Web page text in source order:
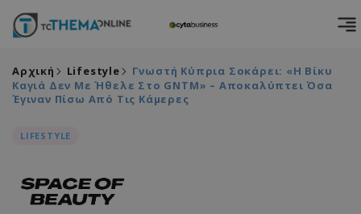
Αρχική Lifestyle
Γνωστή Κύπρια Σοκάρει: «Η Βίκυ
Καγιά Δεν Με Ήθελε Στο GNTM» – Αποκαλύπτει Όσα
Έγιναν Πίσω Από Τις Κάμερες
LIFESTYLE